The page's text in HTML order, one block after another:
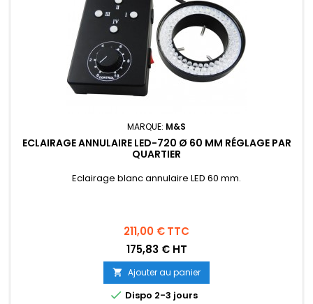
MARQUE: M&S
ECLAIRAGE ANNULAIRE LED-720 Ø 60 MM RÉGLAGE PAR
QUARTIER
Eclairage blanc annulaire LED 60 mm.
Prix
211,00 €TTC
175,83 € HT
 Ajouter au panier
 Dispo 2-3 jours